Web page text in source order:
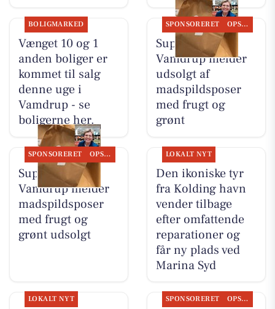
BOLIGMARKED
Vænget 10 og 1
anden boliger er
kommet til salg
denne uge i
Vamdrup - se
boligerne her.
SPONSORERET OPSLAGSTAVLEN
SuperBrugsen
Vamdrup melder
udsolgt af
madspildsposer
med frugt og
grønt
SPONSORERET OPSLAGSTAVLEN
SuperBrugsen
Vamdrup melder
madspildsposer
med frugt og
grønt udsolgt
LOKALT NYT
Den ikoniske tyr
fra Kolding havn
vender tilbage
efter omfattende
reparationer og
får ny plads ved
Marina Syd
LOKALT NYT SPONSORERET OPSLAGSTAVLEN